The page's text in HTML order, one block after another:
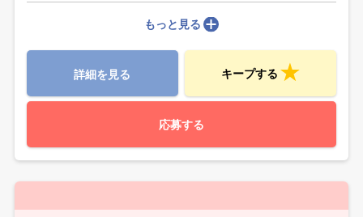
もっと見る
詳細を見る キープする
応募する